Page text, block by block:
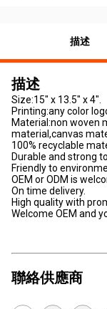
描述
描述
Size:15" x 13.5" x 4".
Printing:any color
Material:non woven
material,canvas
100% recyclable
Durable and strong
Friendly to
OEM or ODM is
On time delivery.
High quality with
Welcome OEM and
聯絡供應商